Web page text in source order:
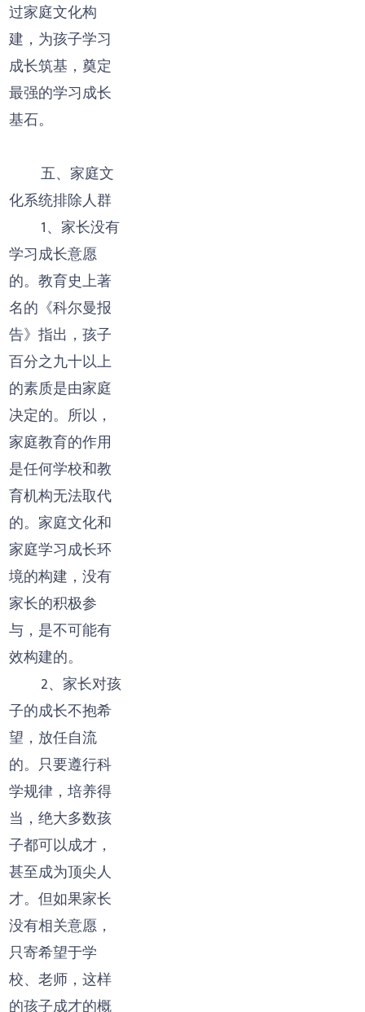
过家庭文化构
建，为孩子学习
成长筑基，奠定
最强的学习成长
基石。
五、家庭文
化系统排除人群
1、家长没有
学习成长意愿
的。教育史上著
名的《科尔曼报
告》指出，孩子
百分之九十以上
的素质是由家庭
决定的。所以，
家庭教育的作用
是任何学校和教
育机构无法取代
的。家庭文化和
家庭学习成长环
境的构建，没有
家长的积极参
与，是不可能有
效构建的。
2、家长对孩
子的成长不抱希
望，放任自流
的。只要遵行科
学规律，培养得
当，绝大多数孩
子都可以成才，
甚至成为顶尖人
才。但如果家长
没有相关意愿，
只寄希望于学
校、老师，这样